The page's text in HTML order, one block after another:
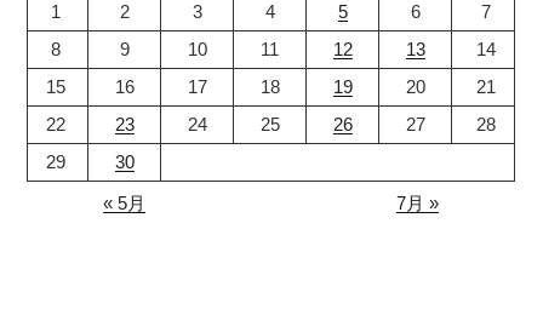
1
2 3 4 5 6
7
8
9 10 11 12 13
14
15
16 17 18 19 20
21
22
23 24 25 26 27
28
29
30
« 5月
7月 »